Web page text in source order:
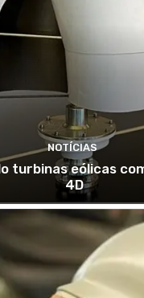
NOTÍCIAS
turbinas eólicas
4D